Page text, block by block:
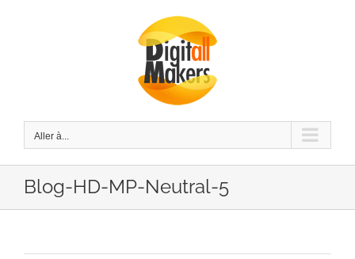
Aller à...
Blog-HD-MP-Neutral-5